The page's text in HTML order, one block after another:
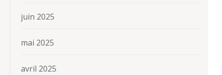
juin 2025
mai 2025
avril 2025